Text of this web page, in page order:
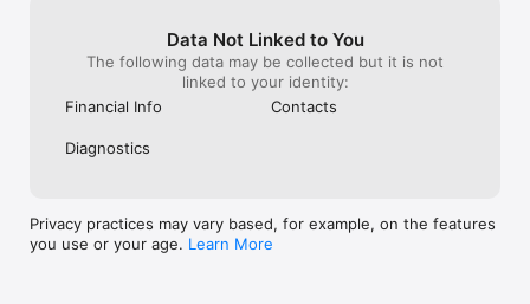
Data Not Linked to You
The following data may be collected but it is not
linked to your identity:
Financial Info
Contacts
Diagnostics
Privacy practices may vary based, for example, on the features
you use or your age. Learn More